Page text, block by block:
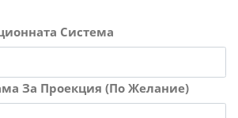
Система
За Проекция (По Желание)